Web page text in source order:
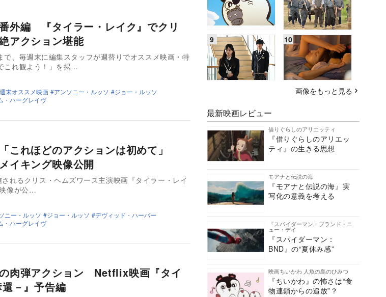
外編 『タイラー・レイク』でクリ
アクション堪能
で、毎週末に編集スタッフが週替りでオススメ映画・特
これ観よう！」を掲…
週末オススメ映画 アンソニー・ルッソ
ジョー・ルッソ
・ハーグレイヴ
これほどのアクションは初めて」
イキング映像公開
れるクリス・ヘムズワース主演映画『タイラー・レイ
像が公…
ニー・ルッソ ジョー・ルッソ
デヴィッド・ハーバー
・ハーグレイヴ
肉弾アクション Netflix映画『タイ
－』予告編
画像をもっと見る
最新映画レビュー
借りぐらしのアリエッティ
『借りぐらしのアリエッ
ティ』の生きる思想
モアナと伝説の海
『モアナと伝説の海』実
写化の意義を考える
『スパイダーマン：ブランド・ニ
ュー・デイ
『スパイダーマン：
BND』の“夏休み感”
映画ちいかわ 人魚の島のひみつ
『ちいかわ』の怖さは“食
物連鎖からの追放”？